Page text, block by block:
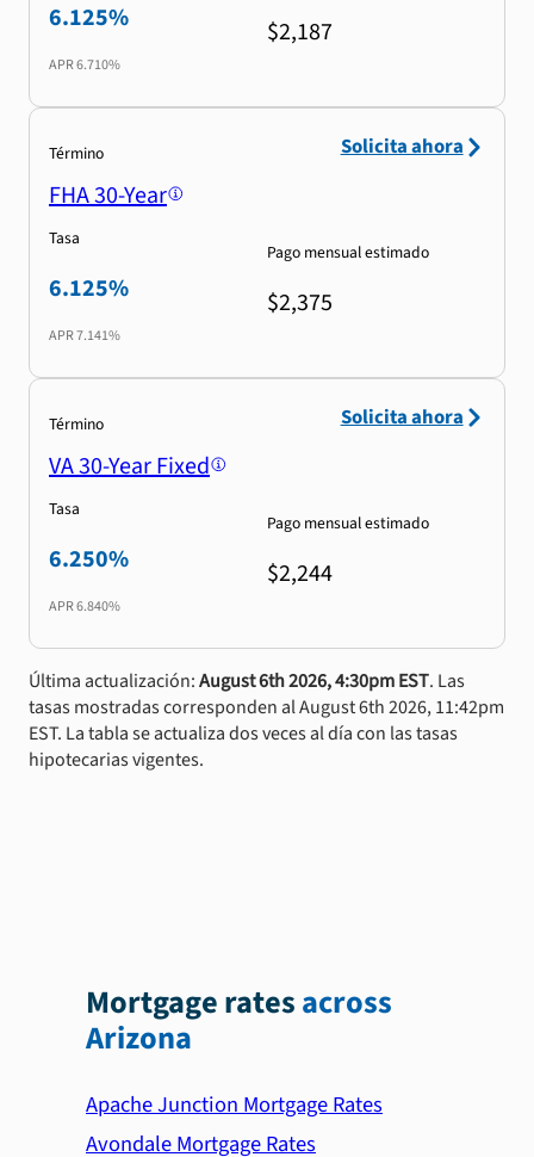
6.125%
APR6.710%
$2,187
Término
FHA 30-Year
Tasa
6.125%
APR7.141%
Pago mensual estimado
$2,375
Solicita ahora
Término
VA 30-Year Fixed
Tasa
6.250%
APR6.840%
Pago mensual estimado
$2,244
Solicita ahora
Última actualización:August 6th 2026, 4:30pm EST. Las
tasas mostradas corresponden al August 6th 2026, 11:42pm
EST. La tabla se actualiza dos veces al día con las tasas
hipotecarias vigentes.
Mortgage ratesacross
Arizona
Apache Junction Mortgage Rates
Avondale Mortgage Rates